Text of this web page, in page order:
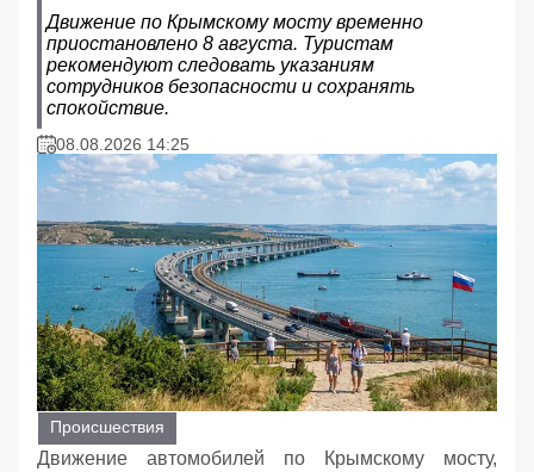
Движение по Крымскому мосту временно
приостановлено 8 августа. Туристам
рекомендуют следовать указаниям
сотрудников безопасности и сохранять
спокойствие.
08.08.2026 14:25
Происшествия
Движение автомобилей по Крымскому мосту,